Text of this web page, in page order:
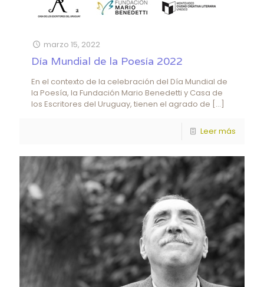
marzo 15, 2022
Día Mundial de la Poesía 2022
En el contexto de la celebración del Día Mundial de
la Poesía, la Fundación Mario Benedetti y Casa de
los Escritores del Uruguay, tienen el agrado de […]
Leer más